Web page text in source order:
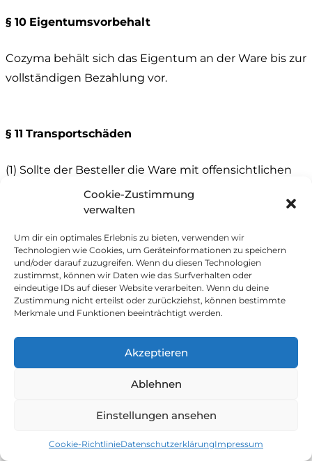
Cookie-Zustimmung
verwalten
Um dir ein optimales Erlebnis zu bieten, verwenden wir
Technologien wie Cookies, um Geräteinformationen zu speichern
und/oder darauf zuzugreifen. Wenn du diesen Technologien
zustimmst, können wir Daten wie das Surfverhalten oder
eindeutige IDs auf dieser Website verarbeiten. Wenn du deine
Zustimmung nicht erteilst oder zurückziehst, können bestimmte
Merkmale und Funktionen beeinträchtigt werden.
Akzeptieren
Ablehnen
Einstellungen ansehen
Cookie-RichtlinieDatenschutzerklärungImpressum
§ 10 Eigentumsvorbehalt
Cozyma behält sich das Eigentum an der Ware bis zur
vollständigen Bezahlung vor.
§ 11 Transportschäden
(1) Sollte der Besteller die Ware mit offensichtlichen
Transportschäden erhalten, so fordert der Anbieter
ihn dazu auf diese schnellstmöglich zu reklamieren.
(2) Sollte der Besteller die Reklamation versäumen,
hat dies keine Konsequenzen auf die gesetzlichen
Gewährleistungsrechte. Die Reklamation bezweckt,
dass der Anbieter seine eigenen Ansprüche
(1) Ist der Besteller ein Verbraucher, so richtet sich die